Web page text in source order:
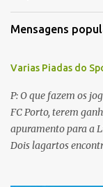
i
o
Mensagens
Varias Piadas do
P: O que fazem os
FC Porto, terem
apuramento para a
Dois lagartos